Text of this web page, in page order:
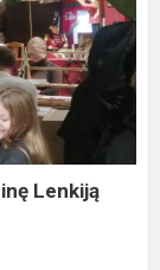
Lenkiją